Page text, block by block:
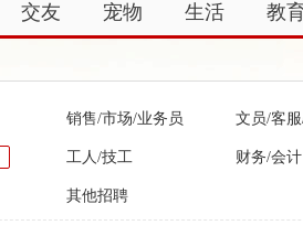
交友 宠物 生活 教
销售/市场/业务员 文员/客
工人/技工 财务/会计
其他招聘